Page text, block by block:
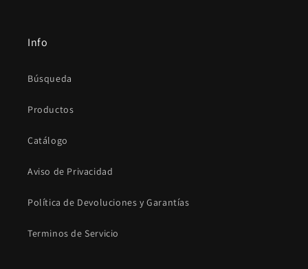
Info
Búsqueda
Productos
Catálogo
Aviso de Privacidad
Política de Devoluciones y Garantías
Terminos de Servicio